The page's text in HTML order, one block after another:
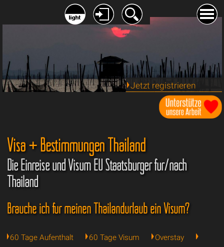
Jetzt registrieren
Visa + Bestimmungen Thailand
Die Einreise und Visum EU Staatsbürger für/nach
Thailand
Brauche ich für meinen Thailandurlaub ein Visum?
60 Tage Aufenthalt 60 Tage Visum
Overstay